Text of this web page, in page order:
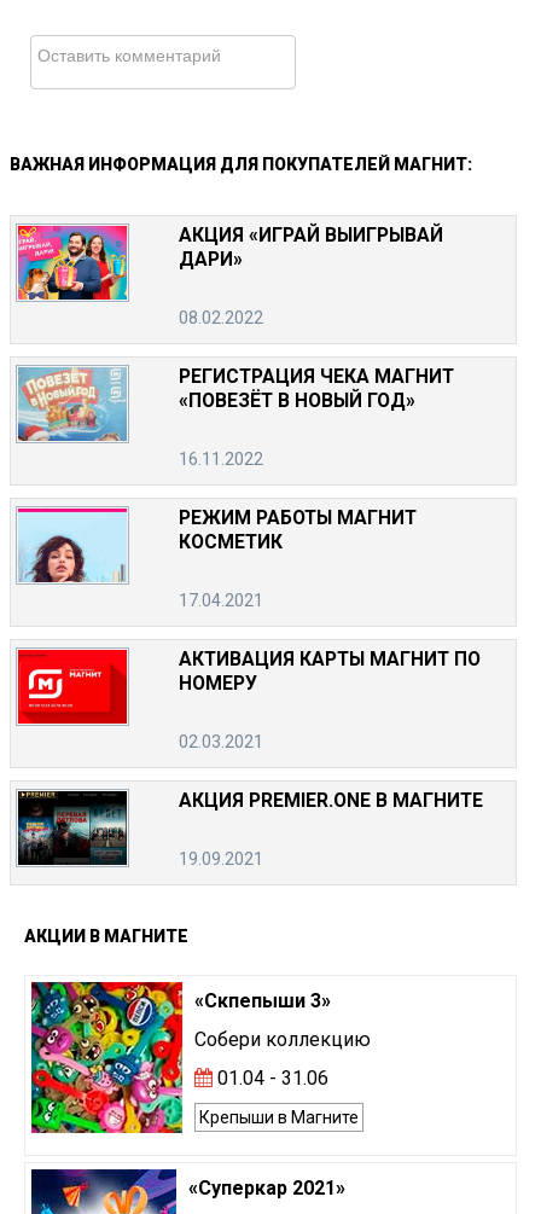
ВАЖНАЯ ИНФОРМАЦИЯ ДЛЯ ПОКУПАТЕЛЕЙ МАГНИТ:
АКЦИЯ «ИГРАЙ ВЫИГРЫВАЙ
ДАРИ»
08.02.2022
РЕГИСТРАЦИЯ ЧЕКА МАГНИТ
«ПОВЕЗЁТ В НОВЫЙ ГОД»
16.11.2022
РЕЖИМ РАБОТЫ МАГНИТ
КОСМЕТИК
17.04.2021
АКТИВАЦИЯ КАРТЫ МАГНИТ ПО
НОМЕРУ
02.03.2021
АКЦИЯ PREMIER.ONE В МАГНИТЕ
19.09.2021
АКЦИИ В МАГНИТЕ
«Скпепыши 3»
Собери коллекцию
01.04 - 31.06
Крепыши в Магните
«Суперкар 2021»